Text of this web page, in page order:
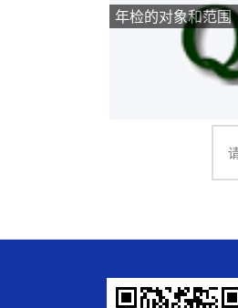
年检的对象和范围